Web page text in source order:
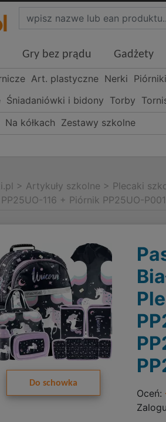
Gry bez prądu Gadżety
Art. plastyczne Nerki
Śniadaniówki i bidony Torby
Na kółkach Zestawy szkolne
> Artykuły szkolne > Plecaki
116 + Piórnik PP25UO-
Do schowka
Oceń: